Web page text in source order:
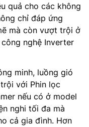
quả cho các không
chỉ đáp ứng
mà còn vượt trội ở
nghệ Inverter
minh, luồng gió
với Phin lọc
nếu có ở model
nghi tối đa mà
cả gia đình. Hơn